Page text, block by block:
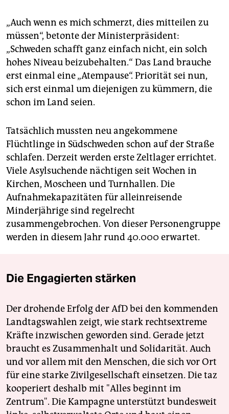
„Auch wenn es mich schmerzt, dies mitteilen zu
müssen“, betonte der Ministerpräsident:
„Schweden schafft ganz einfach nicht, ein solch
hohes Niveau beizubehalten.“ Das Land brauche
erst einmal eine „Atempause“. Priorität sei nun,
sich erst einmal um diejenigen zu kümmern, die
schon im Land seien.
Tatsächlich mussten neu angekommene
Flüchtlinge in Südschweden schon auf der Straße
schlafen. Derzeit werden erste Zeltlager errichtet.
Viele Asylsuchende nächtigen seit Wochen in
Kirchen, Moscheen und Turnhallen. Die
Aufnahmekapazitäten für alleinreisende
Minderjährige sind regelrecht
zusammengebrochen. Von dieser Personengruppe
werden in diesem Jahr rund 40.000 erwartet.
Die Engagierten stärken
Der drohende Erfolg der AfD bei den kommenden
Landtagswahlen zeigt, wie stark rechtsextreme
Kräfte inzwischen geworden sind. Gerade jetzt
braucht es Zusammenhalt und Solidarität. Auch
und vor allem mit den Menschen, die sich vor Ort
für eine starke Zivilgesellschaft einsetzen. Die taz
kooperiert deshalb mit "Alles beginnt im
Zentrum". Die Kampagne unterstützt bundesweit